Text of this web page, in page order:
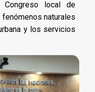
local de
naturales
y los servicios